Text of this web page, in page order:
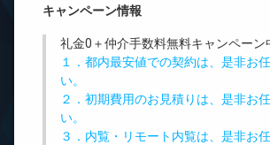
キャンペーン情報
礼金0 ＋仲介手数料無料キャンペーン
１．都内最安値での契約は、是非お
い。
２．初期費用のお見積りは、是非お
い。
３．内覧・リモート内覧は、是非お